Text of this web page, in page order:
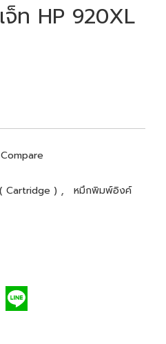
ท HP 920XL
Compare
Cartridge ) ,
หมึกพิมพ์อิงค์